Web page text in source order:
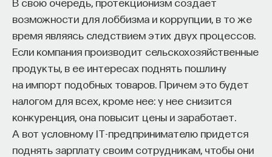
возможности для лоббизма и коррупции, в то же
время являясь следствием этих двух процессов.
Если компания производит сельскохозяйственные
продукты, в ее интересах поднять пошлину
на импорт подобных товаров. Причем это будет
налогом для всех, кроме нее: у нее снизится
конкуренция, она повысит цены и заработает.
А вот условному IT-предпринимателю придется
поднять зарплату своим сотрудникам, чтобы они